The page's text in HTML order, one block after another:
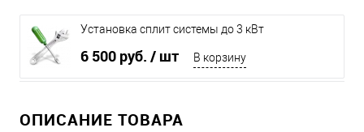
Установка сплит системы до 3 кВт
6 500 руб. / шт В корзину
ОПИСАНИЕ ТОВАРА